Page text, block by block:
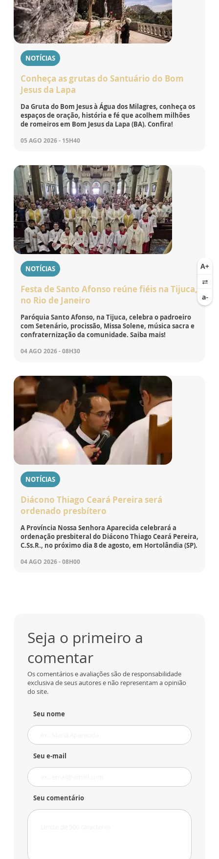
NOTÍCIAS
Conheça as grutas do Santuário do Bom
Jesus da Lapa
Da Gruta do Bom Jesus à Água dos Milagres, conheça os
espaços de oração, história e fé que acolhem milhões
de romeiros em Bom Jesus da Lapa (BA). Confira!
05 AGO 2026 - 15H40
NOTÍCIAS
Festa de Santo Afonso reúne fiéis na Tijuca,
no Rio de Janeiro
Paróquia Santo Afonso, na Tijuca, celebra o padroeiro
com Setenário, procissão, Missa Solene, música sacra e
confraternização da comunidade. Saiba mais!
04 AGO 2026 - 08H30
NOTÍCIAS
Diácono Thiago Ceará Pereira será
ordenado presbítero
A Província Nossa Senhora Aparecida celebrará a
ordenação presbiteral do Diácono Thiago Ceará Pereira,
C.Ss.R., no próximo dia 8 de agosto, em Hortolândia (SP).
04 AGO 2026 - 08H00
Seja o primeiro a
comentar
Os comentários e avaliações são de responsabilidade
exclusiva de seus autores e não representam a opinião
do site.
Seu nome
Seu e-mail
Seu comentário